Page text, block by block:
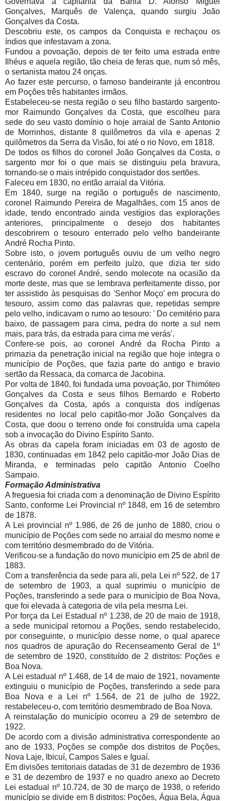
Gonçalves, Marquês de Valença, quando surgiu João
Gonçalves da Costa.
Descobriu este, os campos da Conquista e rechaçou os
índios que infestavam a zona.
Fundou a povoação, depois de ter feito uma estrada entre
Ilhéus e aquela região, tão cheia de feras que, num só mês,
o sertanista matou 24 onças.
Ao fazer este percurso, o famoso bandeirante já encontrou
em Poções três habitantes irmãos.
Estabeleceu-se nesta região o seu filho bastardo sargento-
mor Raimundo Gonçalves da Costa, que escolheu para
sede do seu vasto domínio o hoje arraial de Santo Antonio
de Morrinhos, distante 8 quilômetros da vila e apenas 2
quilômetros da Serra da Visão, foi até o rio Novo, em 1818.
De todos os filhos do coronel João Gonçalves da Costa, o
sargento mor foi o que mais se distinguiu pela bravura,
tornando-se o mais intrépido conquistador dos sertões.
Faleceu em 1830, no então arraial da Vitória.
Em 1840, surge na região o português de nascimento,
coronel Raimundo Pereira de Magalhães, com 15 anos de
idade, tendo encontrado ainda vestígios das explorações
anteriores, principalmente o desejo dos habitantes
descobrirem o tesouro enterrado pelo velho bandeirante
André Rocha Pinto.
Sobre isto, o jovem português ouviu de um velho negro
centenário, porém em perfeito juízo, que dizia ter sido
escravo do coronel André, sendo molecote na ocasião da
morte deste, mas que se lembrava perfeitamente disso, por
ter assistido às pesquisas do 'Senhor Moço' em procura do
tesouro, assim como das palavras que, repetidas sempre
pelo velho, indicavam o rumo ao tesouro: ' Do cemitério para
baixo, de passagem para cima, pedra do norte a sul nem
mais, para trás, da estrada para cima me verás'.
Confere-se pois, ao coronel André da Rocha Pinto a
primazia da penetração inicial na região que hoje integra o
município de Poções, que fazia parte do antigo e bravio
sertão da Ressaca, da comarca de Jacobina.
Por volta de 1840, foi fundada uma povoação, por Thimóteo
Gonçalves da Costa e seus filhos Bernardo e Roberto
Gonçalves da Costa, após a conquista dos indígenas
residentes no local pelo capitão-mor João Gonçalves da
Costa, que doou o terreno onde foi construída uma capela
sob a invocação do Divino Espírito Santo.
As obras da capela foram iniciadas em 03 de agosto de
1830, continuadas em 1842 pelo capitão-mor João Dias de
Miranda, e terminadas pelo capitão Antonio Coelho
Sampaio.
Formação Administrativa
A freguesia foi criada com a denominação de Divino Espírito
Santo, conforme Lei Provincial nº 1848, em 16 de setembro
de 1878.
A Lei provincial nº 1.986, de 26 de junho de 1880, criou o
município de Poções com sede no arraial do mesmo nome e
com território desmembrado do de Vitória.
Verificou-se a fundação do novo município em 25 de abril de
1883.
Com a transferência da sede para ali, pela Lei nº 522, de 17
de setembro de 1903, a qual suprimiu o município de
Poções, transferindo a sede para o município de Boa Nova,
que foi elevada à categoria de vila pela mesma Lei.
Por força da Lei Estadual nº 1.238, de 20 de maio de 1918,
a sede municipal retornou a Poções, sendo restabelecido,
por conseguinte, o município desse nome, o qual aparece
nos quadros de apuração do Recenseamento Geral de 1º
de setembro de 1920, constituído de 2 distritos: Poções e
Boa Nova.
A Lei estadual nº 1.468, de 14 de maio de 1921, novamente
extinguiu o município de Poções, transferindo a sede para
Boa Nova e a Lei nº 1.564, de 21 de julho de 1922,
restabeleceu-o, com território desmembrado de Boa Nova.
A reinstalação do município ocorreu a 29 de setembro de
1922.
De acordo com a divisão administrativa correspondente ao
ano de 1933, Poções se compõe dos distritos de Poções,
Nova Laje, Ibicuí, Campos Sales e Iguaí.
Em divisões territoriais datadas de 31 de dezembro de 1936
e 31 de dezembro de 1937 e no quadro anexo ao Decreto
Lei estadual nº 10.724, de 30 de março de 1938, o referido
município se divide em 8 distritos: Poções, Água Bela, Água